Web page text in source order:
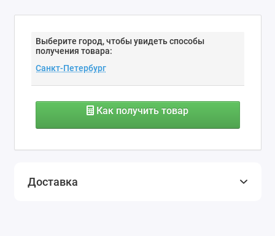
Выберите город, чтобы увидеть способы
получения товара:
Как получить товар
Доставка